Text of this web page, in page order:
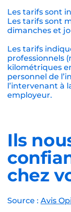
Les tarifs sont
Les tarifs sont
dimanches et
Les tarifs
professionnels
kilométriques
personnel de
l’intervenant à
employeur.
Ils
chez
Source : Avis